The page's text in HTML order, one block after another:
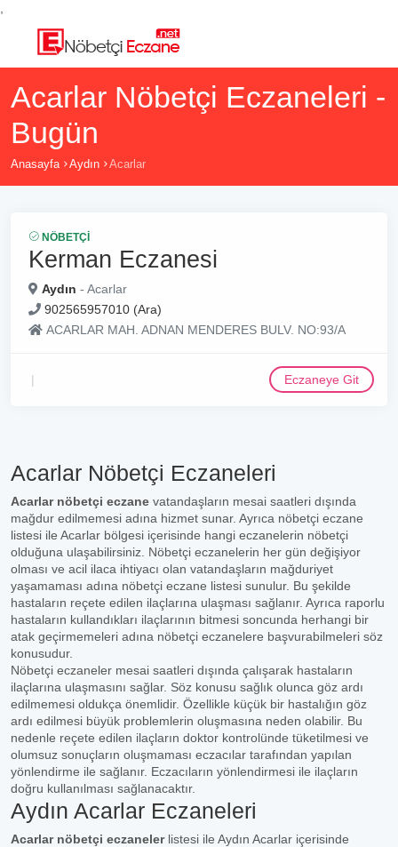
Acarlar Nöbetçi Eczaneleri -
Bugün
Anasayfa Aydın Acarlar
NÖBETÇI
Kerman Eczanesi
Aydın - Acarlar
902565957010 (Ara)
ACARLAR MAH. ADNAN MENDERES BULV. NO:93/A
Eczaneye Git
Acarlar Nöbetçi Eczaneleri
Acarlar nöbetçi eczane vatandaşların mesai saatleri dışında
mağdur edilmemesi adına hizmet sunar. Ayrıca nöbetçi eczane
listesi ile Acarlar bölgesi içerisinde hangi eczanelerin nöbetçi
olduğuna ulaşabilirsiniz. Nöbetçi eczanelerin her gün değişiyor
olması ve acil ilaca ihtiyacı olan vatandaşların mağduriyet
yaşamaması adına nöbetçi eczane listesi sunulur. Bu şekilde
hastaların reçete edilen ilaçlarına ulaşması sağlanır. Ayrıca raporlu
hastaların kullandıkları ilaçlarının bitmesi soncunda herhangi bir
atak geçirmemeleri adına nöbetçi eczanelere başvurabilmeleri söz
konusudur.
Nöbetçi eczaneler mesai saatleri dışında çalışarak hastaların
ilaçlarına ulaşmasını sağlar. Söz konusu sağlık olunca göz ardı
edilmemesi oldukça önemlidir. Özellikle küçük bir hastalığın göz
ardı edilmesi büyük problemlerin oluşmasına neden olabilir. Bu
nedenle reçete edilen ilaçların doktor kontrolünde tüketilmesi ve
olumsuz sonuçların oluşmaması eczacılar tarafından yapılan
yönlendirme ile sağlanır. Eczacıların yönlendirmesi ile ilaçların
doğru kullanılması sağlanacaktır.
Aydın Acarlar Eczaneleri
Acarlar nöbetçi eczanelerlistesi ile Aydın Acarlar içerisinde